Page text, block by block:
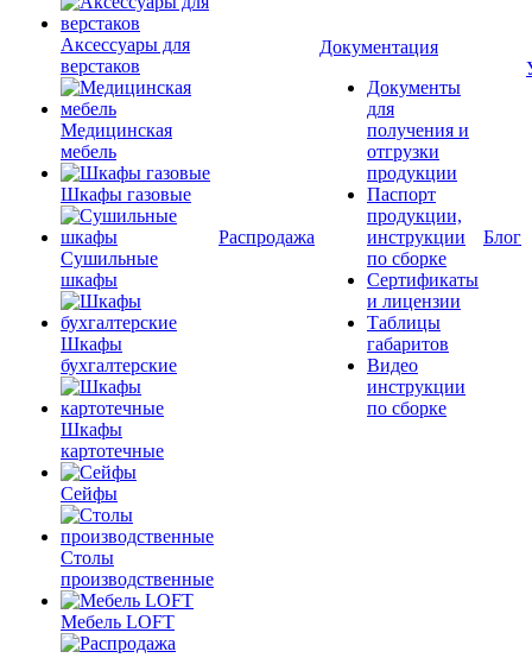
Аксессуары для
верстаков
Медицинская
мебель
Шкафы газовые
Сушильные
шкафы
Шкафы
бухгалтерские
Шкафы
картотечные
Сейфы
Столы
производственные
Мебель LOFT
Распродажа
Документация
Документы
для
получения и
отгрузки
продукции
Паспорт
продукции,
инструкции
по сборке
Сертификаты
и лицензии
Таблицы
габаритов
Видео
инструкции
по сборке
Блог